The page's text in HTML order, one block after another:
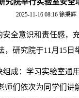
究院举行实验室安全
2025-11-16 08:16 徐秉辉
全意识和责任感，
研究院于11月15日
成：学习实验室通
师们依次为同学们